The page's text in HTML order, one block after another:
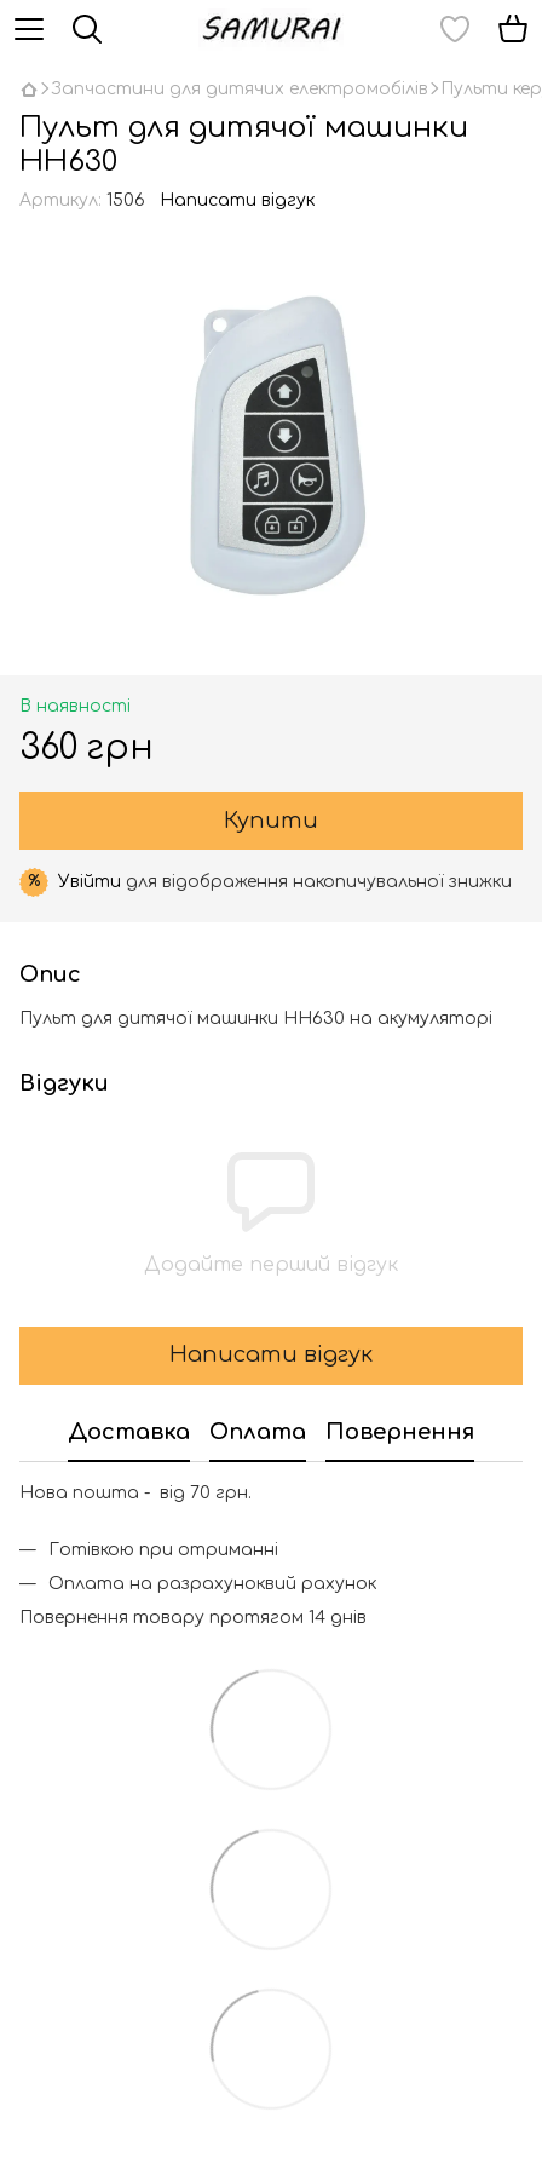
Запчастини для дитячих електромобілів Пульти
Пульт для дитячої машинки
HH630
Артикул: 1506 Написати відгук
В наявності
360 грн
Купити
% Увійти для відображення накопичувальної знижки
Опис
Пульт для дитячої машинки HH630 на акумуляторі
Відгуки
Додайте перший відгук
Написати відгук
Доставка Оплата Повернення
Нова пошта - від 70 грн.
Готівкою при отриманні
Оплата на разрахуноквий рахунок
Повернення товару протягом 14 днів